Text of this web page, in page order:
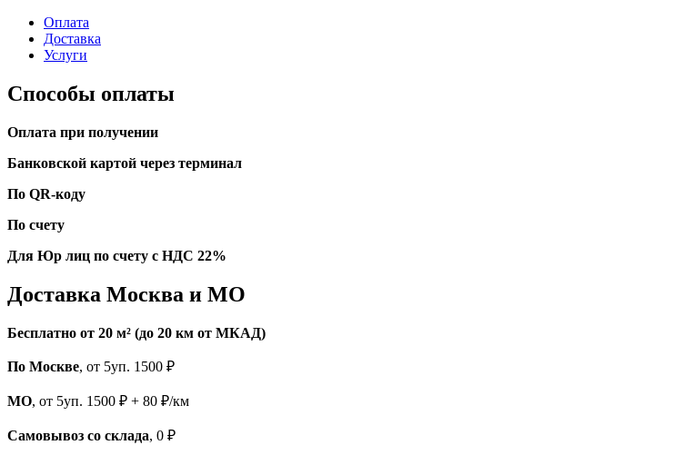
Оплата
Доставка
Услуги
Способы оплаты
Оплата при получении
Банковской картой через терминал
По QR-коду
По счету
Для Юр лиц по счету с НДС 22%
Доставка Москва и МО
Бесплатно от 20 м² (до 20 км от МКАД)
По Москве, от 5уп. 1500 ₽
МО, от 5уп. 1500 ₽ + 80 ₽/км
Самовывоз со склада, 0 ₽